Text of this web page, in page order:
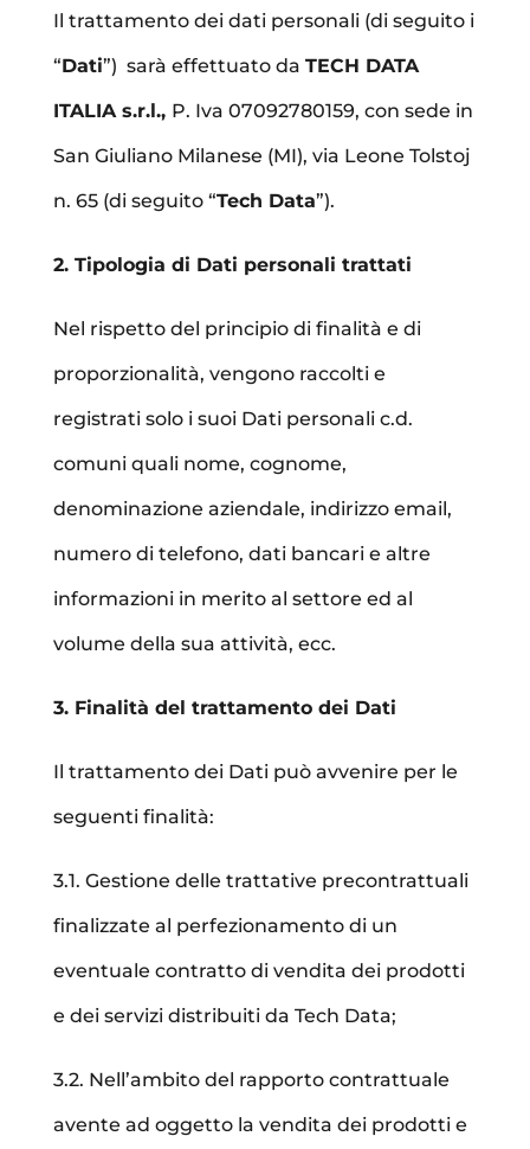
Il trattamento dei dati personali (di seguito i
“Dati”) sarà effettuato da TECH DATA
ITALIA s.r.l., P. Iva 07092780159, con sede in
San Giuliano Milanese (MI), via Leone Tolstoj
n. 65 (di seguito “Tech Data”).
2. Tipologia di Dati personali trattati
Nel rispetto del principio di finalità e di
proporzionalità, vengono raccolti e
registrati solo i suoi Dati personali c.d.
comuni quali nome, cognome,
denominazione aziendale, indirizzo email,
numero di telefono, dati bancari e altre
informazioni in merito al settore ed al
volume della sua attività, ecc.
3. Finalità del trattamento dei Dati
Il trattamento dei Dati può avvenire per le
seguenti finalità:
3.1. Gestione delle trattative precontrattuali
finalizzate al perfezionamento di un
eventuale contratto di vendita dei prodotti
e dei servizi distribuiti da Tech Data;
3.2. Nell’ambito del rapporto contrattuale
avente ad oggetto la vendita dei prodotti e